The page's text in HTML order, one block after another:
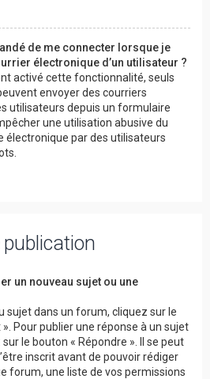
de me connecter lorsque je
électronique d’un utilisateur ?
activé cette fonctionnalité, seuls
envoyer des courriers
utilisateurs depuis un formulaire
une utilisation abusive du
électronique par des utilisateurs
publication
un nouveau sujet ou une
sujet dans un forum, cliquez sur le
Pour publier une réponse à un sujet
le bouton « Répondre ». Il se peut
inscrit avant de pouvoir rédiger
forum, une liste de vos permissions